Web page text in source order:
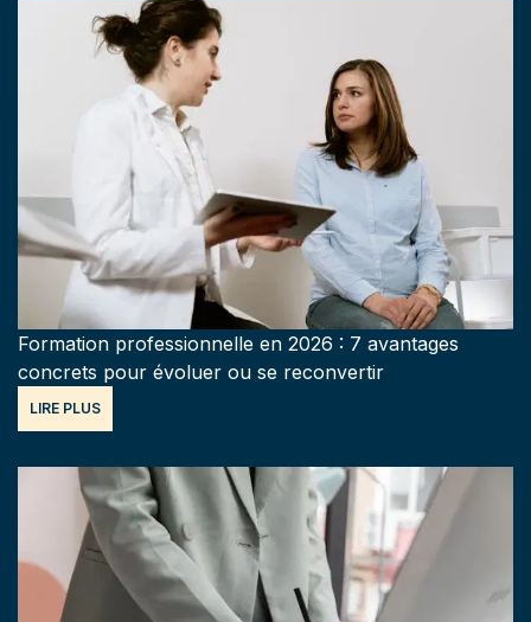
Formation professionnelle en 2026 : 7 avantages
concrets pour évoluer ou se reconvertir
LIRE PLUS